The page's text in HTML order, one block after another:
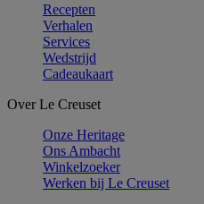
Recepten
Verhalen
Services
Wedstrijd
Cadeaukaart
Over Le Creuset
Onze Heritage
Ons Ambacht
Winkelzoeker
Werken bij Le Creuset